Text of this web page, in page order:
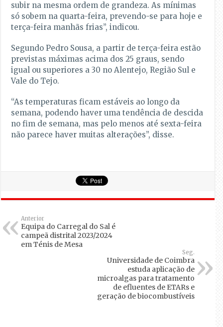
subir na mesma ordem de grandeza. As mínimas
só sobem na quarta-feira, prevendo-se para hoje e
terça-feira manhãs frias”, indicou.
Segundo Pedro Sousa, a partir de terça-feira estão
previstas máximas acima dos 25 graus, sendo
igual ou superiores a 30 no Alentejo, Região Sul e
Vale do Tejo.
“As temperaturas ficam estáveis ao longo da
semana, podendo haver uma tendência de descida
no fim de semana, mas pelo menos até sexta-feira
não parece haver muitas alterações”, disse.
Anterior
Equipa do Carregal do Sal é
campeã distrital 2023/2024
em Ténis de Mesa
Seg.
Universidade de Coimbra
estuda aplicação de
microalgas para tratamento
de efluentes de ETARs e
geração de biocombustíveis